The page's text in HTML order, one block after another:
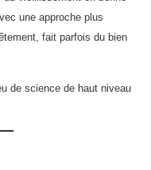
une approche plus
fait parfois du bien
de science de haut niveau